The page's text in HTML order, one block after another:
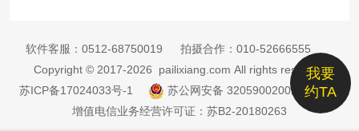
我要
约TA
软件客服： 0512-68750019 拍摄合作： 010-52666555
Copyright © 2017-2026 pailixiang.com All rights reserved
苏ICP备17024033号-1
苏公网安备 32059002002885号
增值电信业务经营许可证：苏B2-20180263